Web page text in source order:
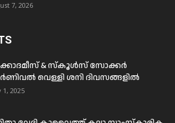
7, 2026
& സ്കൂൾസ് സോക്കർ
വെള്ളി ശനി ദിവസങ്ങളിൽ
1, 2025